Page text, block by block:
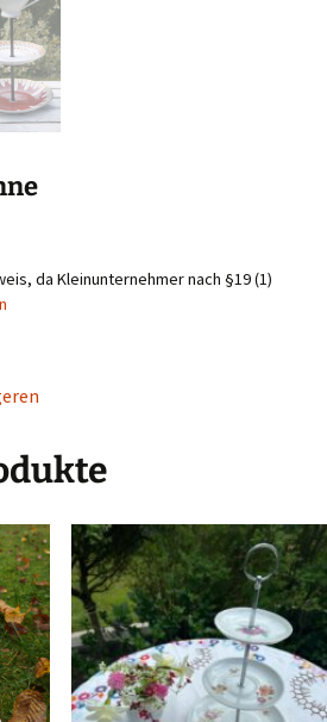
da Kleinunternehmer nach §19 (1)